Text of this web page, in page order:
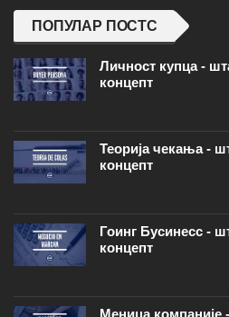
ПОПУЛАР ПОСТС
Личност купца -
концепт
Теорија чекања -
концепт
Гоинг Бусинесс -
концепт
Меница компаније